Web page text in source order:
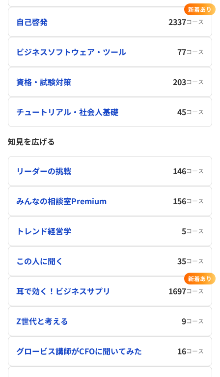
自己啓発 2337コース
新着あり
ビジネスソフトウェア・ツール 77コース
資格・試験対策 203コース
チュートリアル・社会人基礎 45コース
知見を広げる
リーダーの挑戦 146コース
みんなの相談室Premium 156コース
トレンド経営学 5コース
この人に聞く 35コース
耳で効く！ビジネスサプリ 1697コース
新着あり
Z世代と考える 9コース
グロービス講師がCFOに聞いてみた 16コース